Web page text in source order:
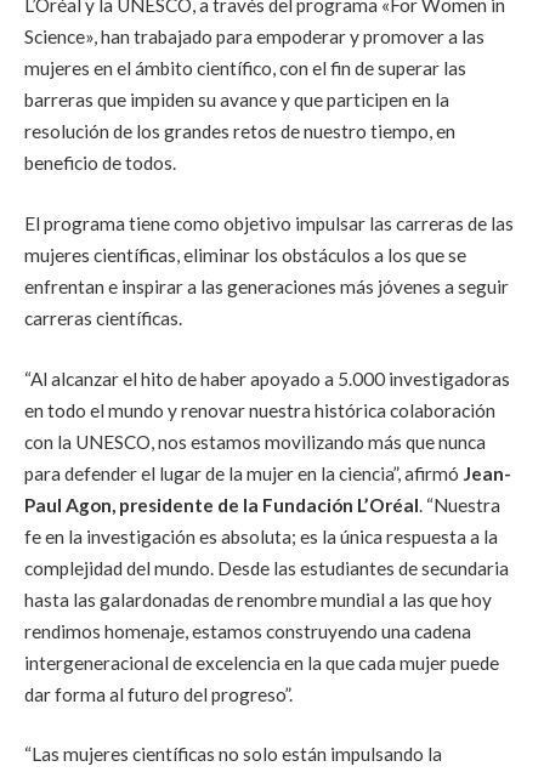
L’Oréal y la UNESCO, a través del programa «For Women in
Science», han trabajado para empoderar y promover a las
mujeres en el ámbito científico, con el fin de superar las
barreras que impiden su avance y que participen en la
resolución de los grandes retos de nuestro tiempo, en
beneficio de todos.
El programa tiene como objetivo impulsar las carreras de las
mujeres científicas, eliminar los obstáculos a los que se
enfrentan e inspirar a las generaciones más jóvenes a seguir
carreras científicas.
“Al alcanzar el hito de haber apoyado a 5.000 investigadoras
en todo el mundo y renovar nuestra histórica colaboración
con la UNESCO, nos estamos movilizando más que nunca
para defender el lugar de la mujer en la ciencia”, afirmó Jean-
Paul Agon, presidente de la Fundación L’Oréal. “Nuestra
fe en la investigación es absoluta; es la única respuesta a la
complejidad del mundo. Desde las estudiantes de secundaria
hasta las galardonadas de renombre mundial a las que hoy
rendimos homenaje, estamos construyendo una cadena
intergeneracional de excelencia en la que cada mujer puede
dar forma al futuro del progreso”.
“Las mujeres científicas no solo están impulsando la